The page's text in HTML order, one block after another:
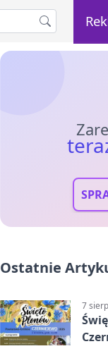
Ostatnie
7